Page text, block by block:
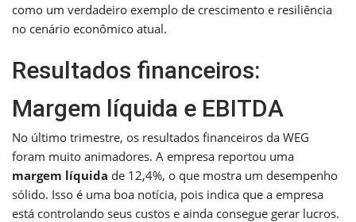
como um verdadeiro exemplo de crescimento e resiliência
no cenário econômico atual.
Resultados financeiros:
Margem líquida e EBITDA
No último trimestre, os resultados financeiros da WEG
foram muito animadores. A empresa reportou uma
margem líquida de 12,4%, o que mostra um desempenho
sólido. Isso é uma boa notícia, pois indica que a empresa
está controlando seus custos e ainda consegue gerar lucros.